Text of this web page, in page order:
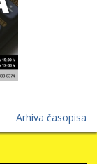
Arhiva časopisa